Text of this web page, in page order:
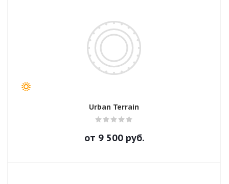
Urban Terrain
от 9 500руб.